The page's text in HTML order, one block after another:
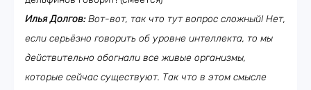
Илья Долгов:Вот-вот, так что тут вопрос сложный! Нет,
если серьёзно говорить об уровне интеллекта, то мы
действительно обогнали все живые организмы,
которые сейчас существуют. Так что в этом смысле